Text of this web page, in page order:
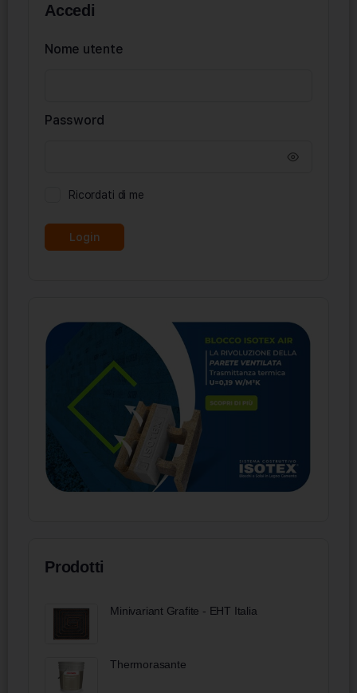
Accedi
Nome utente
Password
Ricordati di me
Prodotti
Minivariant Grafite - EHT Italia
Thermorasante